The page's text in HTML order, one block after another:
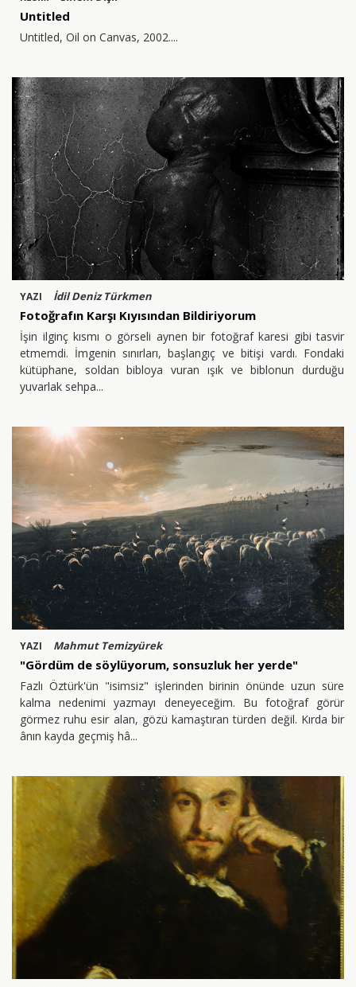
Untitled
Untitled, Oil on Canvas, 2002.
YAZI İdil Deniz Türkmen
Fotoğrafın Karşı Kıyısından Bildiriyorum
İşin ilginç kısmı o görseli aynen bir fotoğraf karesi gibi tasvir
etmemdi. İmgenin sınırları, başlangıç ve bitişi vardı. Fondaki
kütüphane, soldan bibloya vuran ışık ve biblonun durduğu
yuvarlak sehpa
YAZI Mahmut Temizyürek
"Gördüm de söylüyorum, sonsuzluk her yerde"
Fazlı Öztürk'ün "isimsiz" işlerinden birinin önünde uzun süre
kalma nedenimi yazmayı deneyeceğim. Bu fotoğraf görür
görmez ruhu esir alan, gözü kamaştıran türden değil. Kırda bir
ânın kayda geçmiş hâ